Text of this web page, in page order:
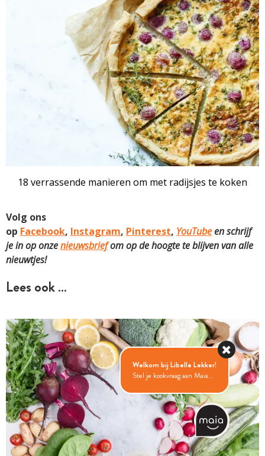
18 verrassende manieren om met radijsjes te koken
Volg ons
op Facebook, Instagram, Pinterest, YouTubeen schrijf
je in op onzenieuwsbriefom op de hoogte te blijven van alle
nieuwtjes!
Lees ook …
ARTIKEL
Welkom bij Libelle Lekker!
Stel je kookvraag aan Maia...